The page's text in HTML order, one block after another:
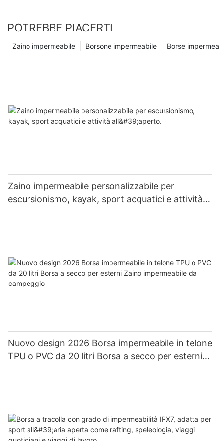
al sicuro e all'asciutto.
POTREBBE PIACERTI
Borse
Borsone impermeabile
Zaino impermeabile
Zaino impermeabile personalizzabile per
escursionismo, kayak, sport acquatici e attività
all'aperto.
Nuovo design 2026 Borsa impermeabile in telone
TPU o PVC da 20 litri Borsa a secco per esterni
Zaino impermeabile da campeggio